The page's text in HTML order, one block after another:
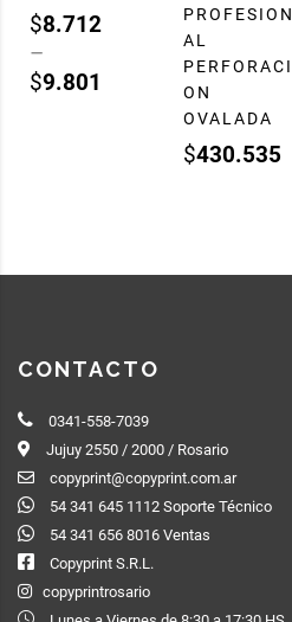
$8.712
–
$9.801
PROFESION
AL
PERFORACI
ON
OVALADA
$430.535
CONTACTO
0341-558-7039
Jujuy 2550 / 2000 / Rosario
copyprint@copyprint.com.ar
54 341 645 1112 Soporte Técnico
54 341 656 8016 Ventas
Copyprint S.R.L.
copyprintrosario